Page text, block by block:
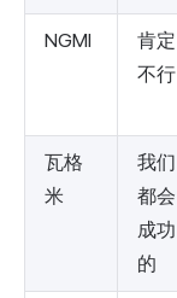
NGMI
肯定
不行
瓦格
米
我们
都会
成功
的